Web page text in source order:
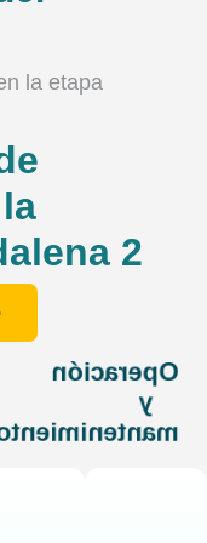
la etapa
2
Operación
y